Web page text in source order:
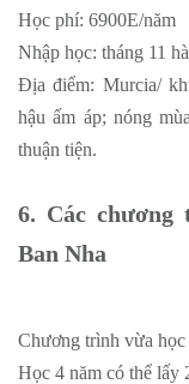
Học phí: 6900E/năm
Nhập học: tháng 11
Địa điểm: Murcia/
hậu ấm áp; nóng
thuận tiện.
6. Các chương
Ban Nha
Chương trình vừa
Học 4 năm có thể lấy